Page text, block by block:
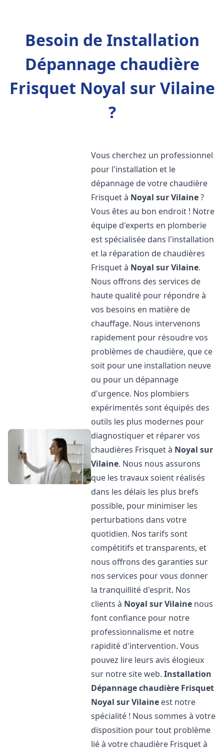
Besoin de Installation
Dépannage chaudière
Frisquet Noyal sur Vilaine
?
Vous cherchez un professionnel
pour l'installation et le
dépannage de votre chaudière
Frisquet à Noyal sur Vilaine?
Vous êtes au bon endroit ! Notre
équipe d'experts en plomberie
est spécialisée dans l'installation
et la réparation de chaudières
Frisquet à Noyal sur Vilaine.
Nous offrons des services de
haute qualité pour répondre à
vos besoins en matière de
chauffage. Nous intervenons
rapidement pour résoudre vos
problèmes de chaudière, que ce
soit pour une installation neuve
ou pour un dépannage
d'urgence. Nos plombiers
expérimentés sont équipés des
outils les plus modernes pour
diagnostiquer et réparer vos
chaudières Frisquet à Noyal sur
Vilaine. Nous nous assurons
que les travaux soient réalisés
dans les délais les plus brefs
possible, pour minimiser les
perturbations dans votre
quotidien. Nos tarifs sont
compétitifs et transparents, et
nous offrons des garanties sur
nos services pour vous donner
la tranquillité d'esprit. Nos
clients à Noyal sur Vilaine nous
font confiance pour notre
professionnalisme et notre
rapidité d'intervention. Vous
pouvez lire leurs avis élogieux
sur notre site web.Installation
Dépannage chaudière Frisquet
Noyal sur Vilaine est notre
spécialité ! Nous sommes à votre
disposition pour tout problème
lié à votre chaudière Frisquet à